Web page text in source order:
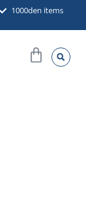
1000den items